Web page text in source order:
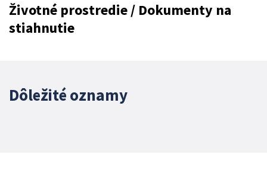
Životné prostredie / Dokumenty na
stiahnutie
Dôležité oznamy